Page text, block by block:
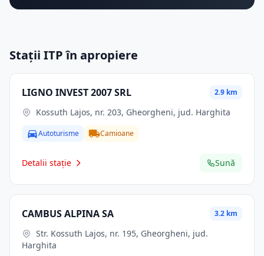
Stații ITP în apropiere
LIGNO INVEST 2007 SRL 2.9 km
Kossuth Lajos, nr. 203, Gheorgheni, jud. Harghita
Autoturisme Camioane
Detalii stație Sună
CAMBUS ALPINA SA 3.2 km
Harghita